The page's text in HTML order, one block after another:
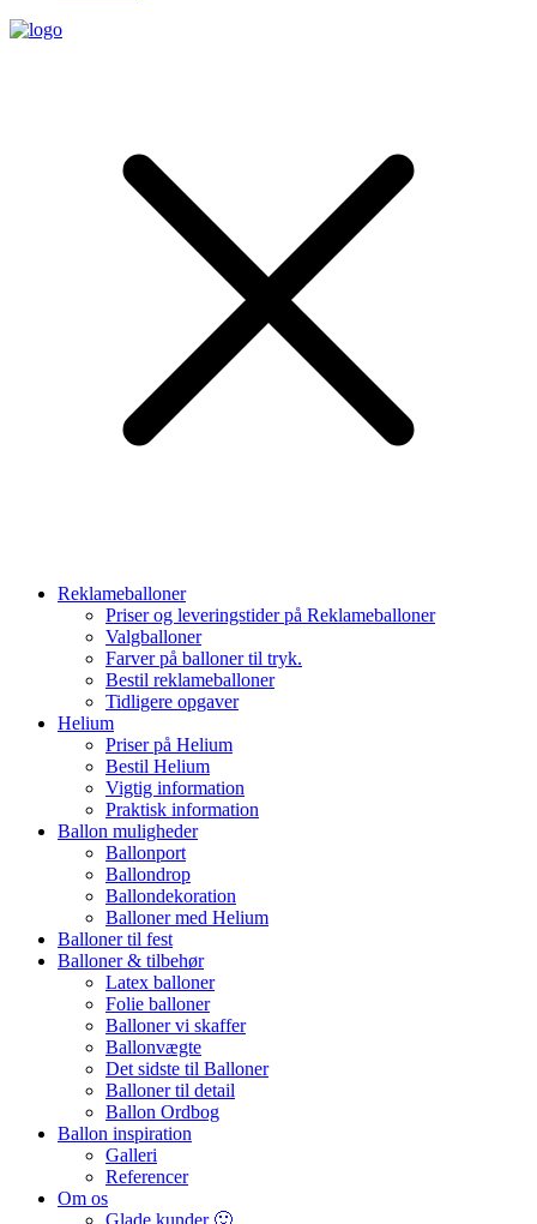
Reklameballoner
Priser og leveringstider på Reklameballoner
Valgballoner
Farver på balloner til tryk.
Bestil reklameballoner
Tidligere opgaver
Helium
Priser på Helium
Bestil Helium
Vigtig information
Praktisk information
Ballon muligheder
Ballonport
Ballondrop
Ballondekoration
Balloner med Helium
Balloner til fest
Balloner & tilbehør
Latex balloner
Folie balloner
Balloner vi skaffer
Ballonvægte
Det sidste til Balloner
Balloner til detail
Ballon Ordbog
Ballon inspiration
Galleri
Referencer
Om os
Glade kunder 🙂